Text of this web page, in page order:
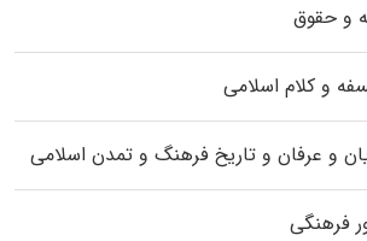
و حقوق
و کلام اسلامی
و عرفان و تاریخ فرهنگ و تمدن اسلامی
فرهنگی